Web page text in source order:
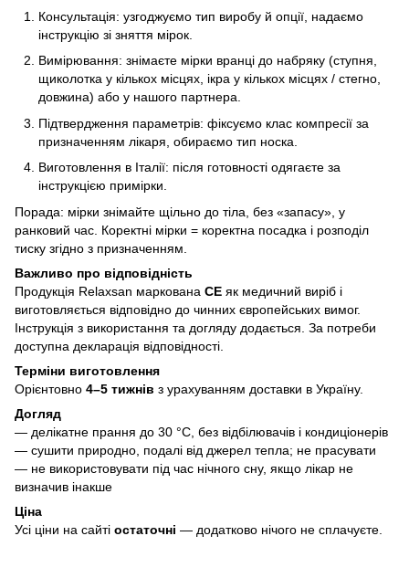
Консультація: узгоджуємо тип виробу й опції, надаємо
інструкцію зі зняття мірок.
Вимірювання: знімаєте мірки вранці до набряку (ступня,
щиколотка у кількох місцях, ікра у кількох місцях / стегно,
довжина) або у нашого партнера.
Підтвердження параметрів: фіксуємо клас компресії за
призначенням лікаря, обираємо тип носка.
Виготовлення в Італії: після готовності одягаєте за
інструкцією примірки.
Порада: мірки знімайте щільно до тіла, без «запасу», у
ранковий час. Коректні мірки = коректна посадка і розподіл
тиску згідно з призначенням.
Важливо про відповідність
Продукція Relaxsan маркована CE як медичний виріб і
виготовляється відповідно до чинних європейських вимог.
Інструкція з використання та догляду додається. За потреби
доступна декларація відповідності.
Терміни виготовлення
Орієнтовно 4–5 тижнів з урахуванням доставки в Україну.
Догляд
— делікатне прання до 30 °C, без відбілювачів і кондиціонерів
— сушити природно, подалі від джерел тепла; не прасувати
— не використовувати під час нічного сну, якщо лікар не
визначив інакше
Ціна
Усі ціни на сайті остаточні — додатково нічого не сплачуєте.